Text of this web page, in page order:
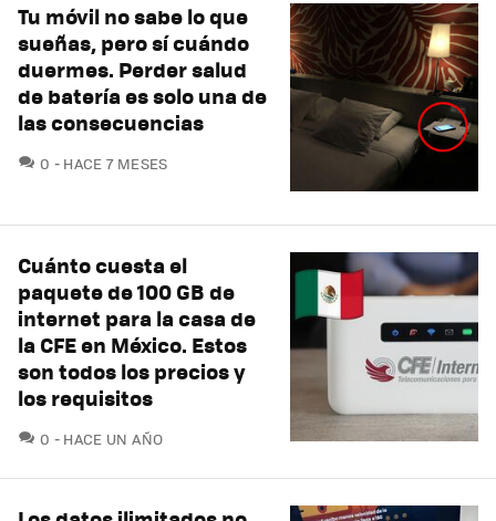
Tu móvil no sabe lo que
sueñas, pero sí cuándo
duermes. Perder salud
de batería es solo una de
las consecuencias
0 COMENTARIOS
HACE 7 MESES
Cuánto cuesta el
paquete de 100 GB de
internet para la casa de
la CFE en México. Estos
son todos los precios y
los requisitos
0 COMENTARIOS
HACE UN AÑO